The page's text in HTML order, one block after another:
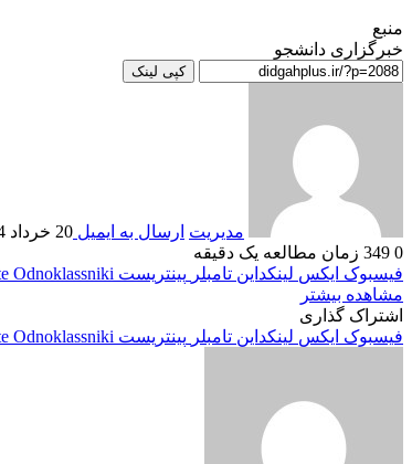
منبع
خبرگزاری دانشجو
کپی لینک
مدیریت ارسال به ایمیل 20 خرداد 1404
0
زمان مطالعه یک دقیقه
فیسبوک ایکس لینکداین تامبلر پینتریست Odnoklassniki
مشاهده بیشتر
اشتراک گذاری
فیسبوک ایکس لینکداین تامبلر پینتریست Odnoklassniki